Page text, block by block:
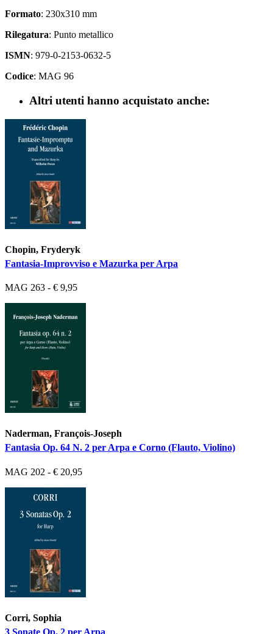
Formato: 230x310 mm
Rilegatura: Punto metallico
ISMN: 979-0-2153-0632-5
Codice: MAG 96
Altri utenti hanno acquistato anche:
Chopin, Fryderyk
Fantasia-Improvviso e Mazurka per Arpa
MAG 263 - € 9,95
Naderman, François-Joseph
Fantasia Op. 64 N. 2 per Arpa e Corno (Flauto, Violino)
MAG 202 - € 20,95
Corri, Sophia
3 Sonate Op. 2 per Arpa